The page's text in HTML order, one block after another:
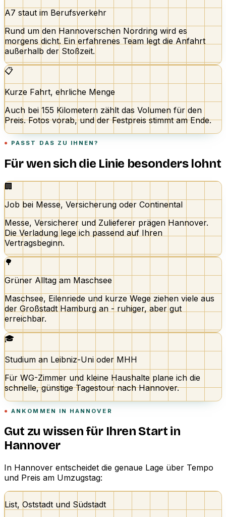
A7 staut im Berufsverkehr
Rund um den Hannoverschen Nordring wird es
morgens dicht. Ein erfahrenes Team legt die Anfahrt
außerhalb der Stoßzeit.
📋
Kurze Fahrt, ehrliche Menge
Auch bei 155 Kilometern zählt das Volumen für den
Preis. Fotos vorab, und der Festpreis stimmt am Ende.
PASST DAS ZU IHNEN?
Für wen sich die Linie besonders lohnt
🏢
Job bei Messe, Versicherung oder Continental
Messe, Versicherer und Zulieferer prägen Hannover.
Die Verladung lege ich passend auf Ihren
Vertragsbeginn.
🌳
Grüner Alltag am Maschsee
Maschsee, Eilenriede und kurze Wege ziehen viele aus
der Großstadt Hamburg an - ruhiger, aber gut
erreichbar.
🎓
Studium an Leibniz-Uni oder MHH
Für WG-Zimmer und kleine Haushalte plane ich die
schnelle, günstige Tagestour nach Hannover.
ANKOMMEN IN HANNOVER
Gut zu wissen für Ihren Start in
Hannover
In Hannover entscheidet die genaue Lage über Tempo
und Preis am Umzugstag:
List, Oststadt und Südstadt